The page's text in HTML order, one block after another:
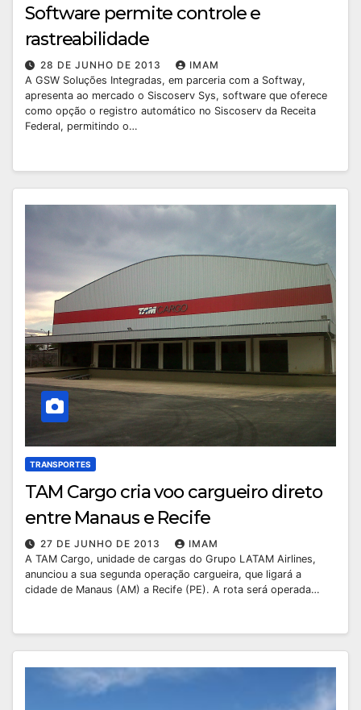
Software permite controle e
rastreabilidade
28 DE JUNHO DE 2013
IMAM
A GSW Soluções Integradas, em parceria com a Softway,
apresenta ao mercado o Siscoserv Sys, software que oferece
como opção o registro automático no Siscoserv da Receita
Federal, permitindo o…
TRANSPORTES
TAM Cargo cria voo cargueiro direto
entre Manaus e Recife
27 DE JUNHO DE 2013
IMAM
A TAM Cargo, unidade de cargas do Grupo LATAM Airlines,
anunciou a sua segunda operação cargueira, que ligará a
cidade de Manaus (AM) a Recife (PE). A rota será operada…